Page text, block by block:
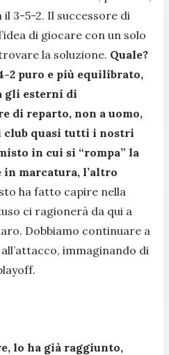
3-5-2. Il successore di
di giocare con un solo
la soluzione. Quale?
2 puro e più equilibrato,
gli esterni di
di reparto, non a uomo,
club quasi tutti i nostri
in cui si “rompa” la
in marcatura, l’altro
ha fatto capire nella
ci ragionerà da qui a
Dobbiamo continuare a
immaginando di
lo ha già raggiunto,